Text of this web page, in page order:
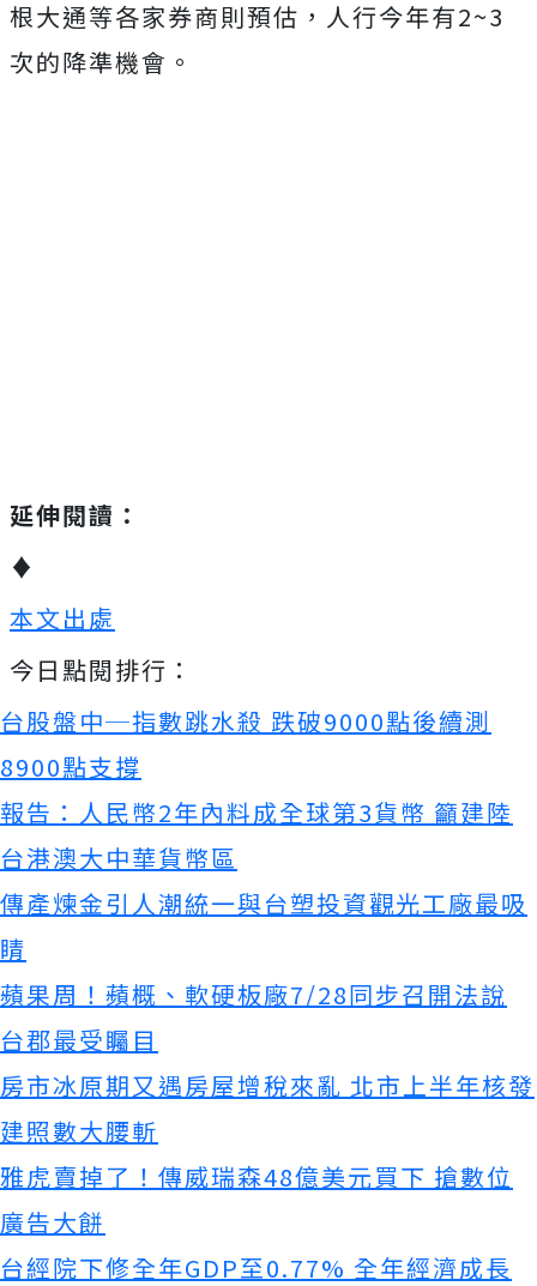
根大通等各家券商則預估，人行今年有2~3
次的降準機會。
延伸閱讀：
♦
本文出處
今日點閱排行：
台股盤中─指數跳水殺 跌破9000點後續測
8900點支撐
報告：人民幣2年內料成全球第3貨幣 籲建陸
台港澳大中華貨幣區
傳產煉金引人潮統一與台塑投資觀光工廠最吸
睛
蘋果周！蘋概、軟硬板廠7/28同步召開法說
台郡最受矚目
房市冰原期又遇房屋增稅來亂 北市上半年核發
建照數大腰斬
雅虎賣掉了！傳威瑞森48億美元買下 搶數位
廣告大餅
台經院下修全年GDP至0.77% 全年經濟成長